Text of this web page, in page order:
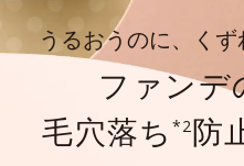
うるおうのに、く
ファンデ
毛穴落ち *2防